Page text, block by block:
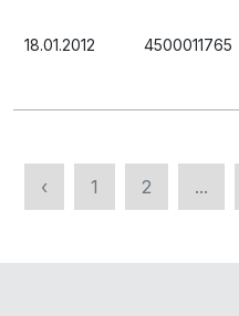
18.01.2012 4500011765
‹ 1 2 ...